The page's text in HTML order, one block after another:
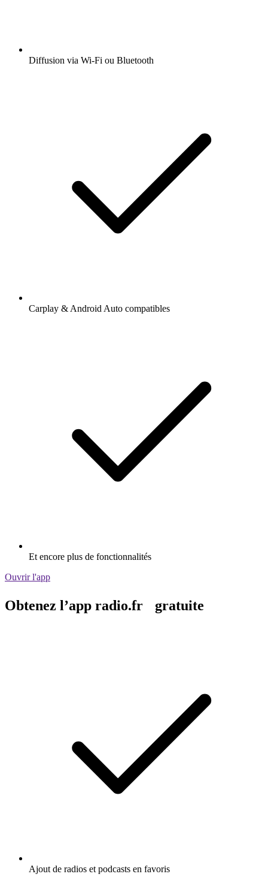
Diffusion via Wi-Fi ou Bluetooth
Carplay & Android Auto compatibles
Et encore plus de fonctionnalités
Ouvrir l'app
Obtenez l’app radio.fr gratuite
Ajout de radios et podcasts en favoris